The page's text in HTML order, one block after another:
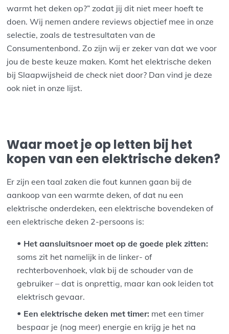
warmt het deken op?” zodat jij dit niet meer hoeft te
doen. Wij nemen andere reviews objectief mee in onze
selectie, zoals de testresultaten van de
Consumentenbond. Zo zijn wij er zeker van dat we voor
jou de beste keuze maken. Komt het elektrische deken
bij Slaapwijsheid de check niet door? Dan vind je deze
ook niet in onze lijst.
Waar moet je op letten bij het
kopen van een elektrische deken?
Er zijn een taal zaken die fout kunnen gaan bij de
aankoop van een warmte deken, of dat nu een
elektrische onderdeken, een elektrische bovendeken of
een elektrische deken 2-persoons is:
Het aansluitsnoer moet op de goede plek zitten:
soms zit het namelijk in de linker- of
rechterbovenhoek, vlak bij de schouder van de
gebruiker – dat is onprettig, maar kan ook leiden tot
elektrisch gevaar.
Een elektrische deken met timer: met een timer
bespaar je (nog meer) energie en krijg je het na